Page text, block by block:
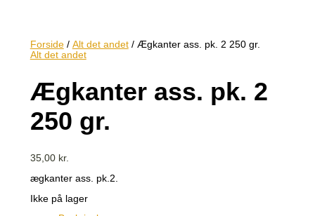
Forside/ Alt det andet/ Ægkanter ass. pk. 2 250 gr.
Alt det andet
Ægkanter ass. pk. 2
250 gr.
35,00 kr.
ægkanter ass. pk.2.
Ikke på lager